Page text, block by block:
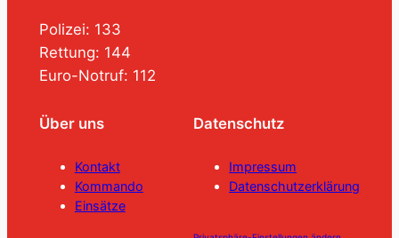
Polizei: 133
Rettung: 144
Euro-Notruf: 112
Über uns
Kontakt
Kommando
Einsätze
Datenschutz
Impressum
Datenschutzerklärung